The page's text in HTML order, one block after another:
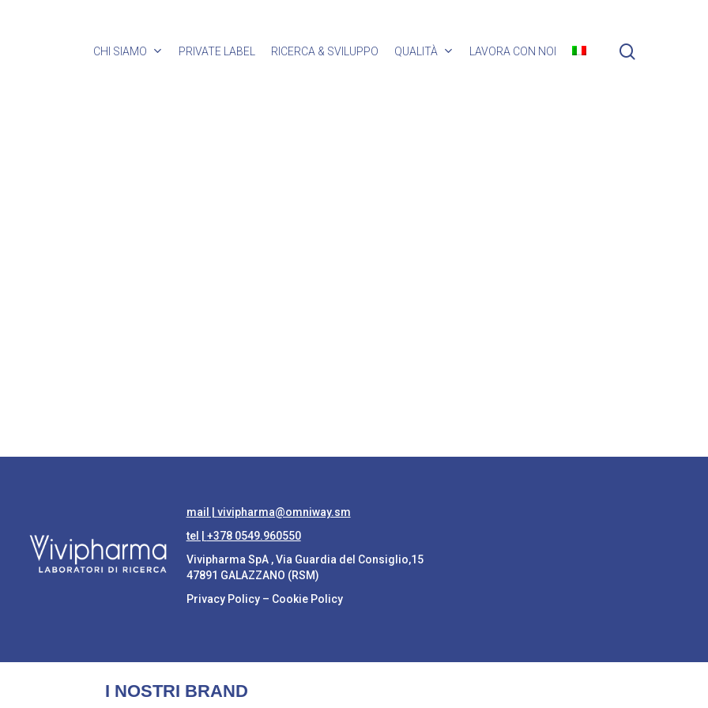
CHI SIAMO PRIVATE LABEL RICERCA & SVILUPPO QUALITÀ LAVORA CON NOI
mail | vivipharma@omniway.sm
tel | +378 0549.960550
Vivipharma SpA , Via Guardia del Consiglio,15
47891 GALAZZANO (RSM)
Privacy Policy– Cookie Policy
I NOSTRI BRAND